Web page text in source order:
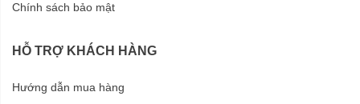
Chính sách bảo mật
HỖ TRỢ KHÁCH HÀNG
Hướng dẫn mua hàng